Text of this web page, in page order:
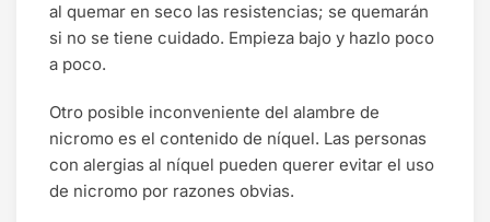
al quemar en seco las resistencias; se quemarán
si no se tiene cuidado. Empieza bajo y hazlo poco
a poco.
Otro posible inconveniente del alambre de
nicromo es el contenido de níquel. Las personas
con alergias al níquel pueden querer evitar el uso
de nicromo por razones obvias.